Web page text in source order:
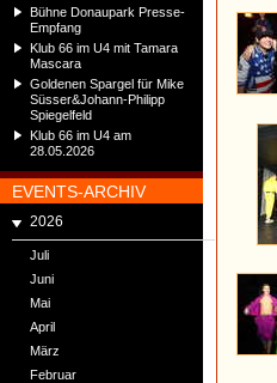
Bühne Donaupark Presse-
Empfang
Klub 66 im U4 mit Tamara
Mascara
Goldenen Spargel für Mike
Süsser&Johann-Philipp
Spiegelfeld
Klub 66 im U4 am
28.05.2026
EVENTS-ARCHIV
2026
Juli
Juni
Mai
April
März
Februar